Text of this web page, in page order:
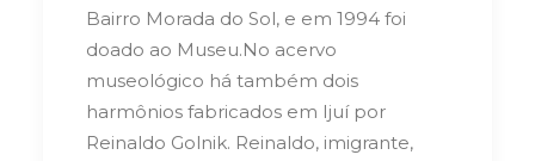
Bairro Morada do Sol, e em 1994 foi
doado ao Museu.No acervo
museológico há também dois
harmônios fabricados em Ijuí por
Reinaldo Golnik. Reinaldo, imigrante,